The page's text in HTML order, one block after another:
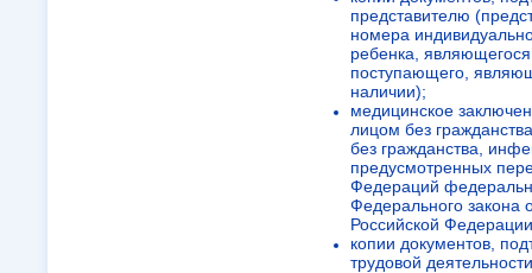
представителю
номера
ребенка,
поступающего,
наличии);
медицинское
лицом без
без гражданства,
предусмотренных
Федераций
Федерального закона
Российской
копии документов,
трудовой